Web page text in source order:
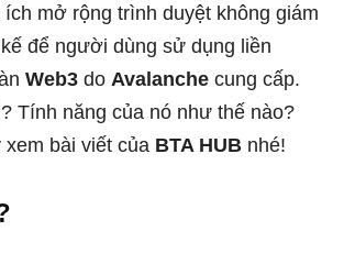
ích mở rộng trình duyệt không giám
để người dùng sử dụng liền
Web3 do Avalanche cung cấp.
Tính năng của nó như thế nào?
bài viết của BTA HUB nhé!